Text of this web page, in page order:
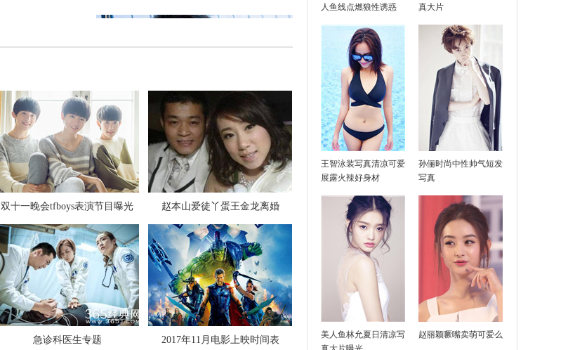
张碧晨对狗仔爆粗口是真是假
极限挑战第三季第九期插曲背景音乐整理
双十一晚会tfboys表演节目曝光 赵本山爱徒丫蛋王金龙离婚
急诊科医生专题 2017年11月电影上映时间表
人鱼线点燃狼性诱惑
真大片
王智泳装写真清凉可爱
展露火辣好身材
孙俪时尚中性帅气短发
写真
美人鱼林允夏日清凉写
赵丽颖噘嘴卖萌可爱么